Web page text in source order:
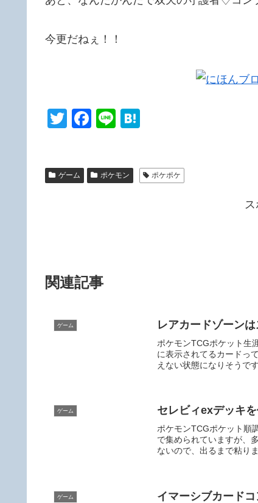
今更だねぇ！！
T
er
F
e
Li
n
ゲーム ポケモン ポケポケ
関連記事
ゲーム レアカードゾーン
ポケモンTCGポケット生
に表示されてるカードっ
えない状態になりそうで
ゲーム セレビィexデッキ
ポケモンTCGポケット順
で集められていますが、
ないので、出るまで粘り
ゲーム イマーシブカード